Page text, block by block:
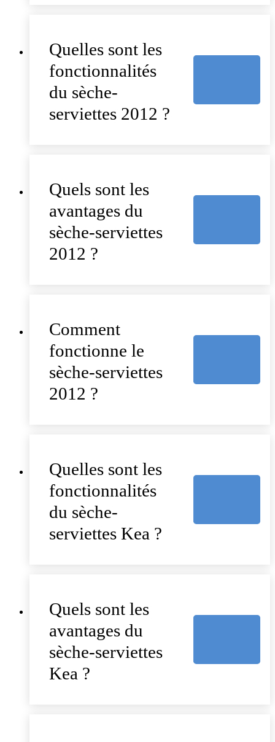
Quelles sont les
fonctionnalités
du sèche-
serviettes 2012 ?
Quels sont les
avantages du
sèche-serviettes
2012 ?
Comment
fonctionne le
sèche-serviettes
2012 ?
Quelles sont les
fonctionnalités
du sèche-
serviettes Kea ?
Quels sont les
avantages du
sèche-serviettes
Kea ?